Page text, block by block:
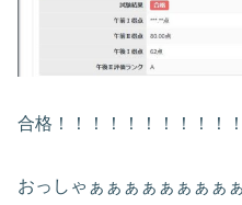
合格！！！！！！！！！！
おっしゃぁぁぁぁぁぁぁぁ